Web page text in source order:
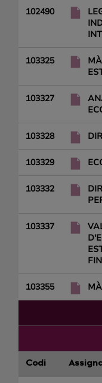
102490
103325
103327
103328
103329
103332
103337
103355
Codi